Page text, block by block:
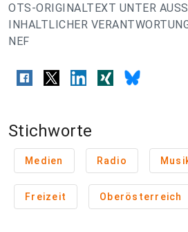
OTS-ORIGINALTEXT UNTER
INHALTLICHER
NEF
Stichworte
Medien Radio
Freizeit Oberösterreich